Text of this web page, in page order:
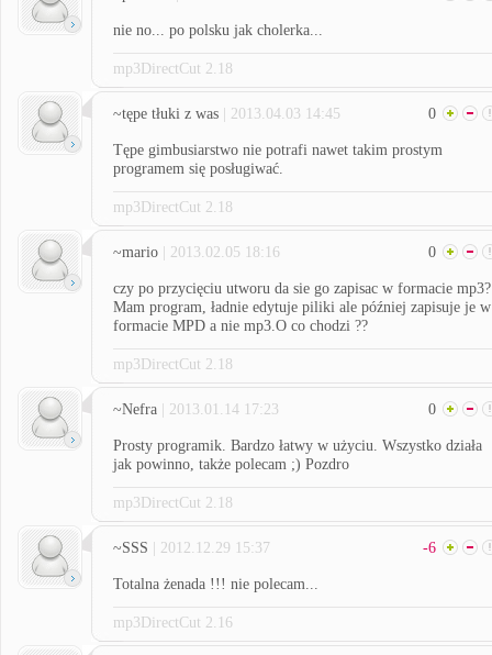
nie no... po polsku jak cholerka...
mp3DirectCut 2.18
~tępe tłuki z was | 2013.04.03 14:45 0
Tępe gimbusiarstwo nie potrafi nawet takim prostym
programem się posługiwać.
mp3DirectCut 2.18
~mario | 2013.02.05 18:16 0
czy po przycięciu utworu da sie go zapisac w formacie mp3?
Mam program, ładnie edytuje piliki ale później zapisuje je w
formacie MPD a nie mp3.O co chodzi ??
mp3DirectCut 2.18
~Nefra | 2013.01.14 17:23 0
Prosty programik. Bardzo łatwy w użyciu. Wszystko działa
jak powinno, także polecam ;) Pozdro
mp3DirectCut 2.18
~SSS | 2012.12.29 15:37 -6
Totalna żenada !!! nie polecam...
mp3DirectCut 2.16